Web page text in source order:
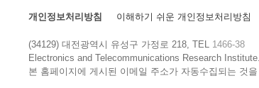
개인정보처리방침 이해하기 쉬운 개인정보처리방침
(34129) 대전광역시 유성구 가정로 218, TEL 1466-38
Electronics and Telecommunications Research
본 홈페이지에 게시된 이메일 주소가 자동수집되는 것